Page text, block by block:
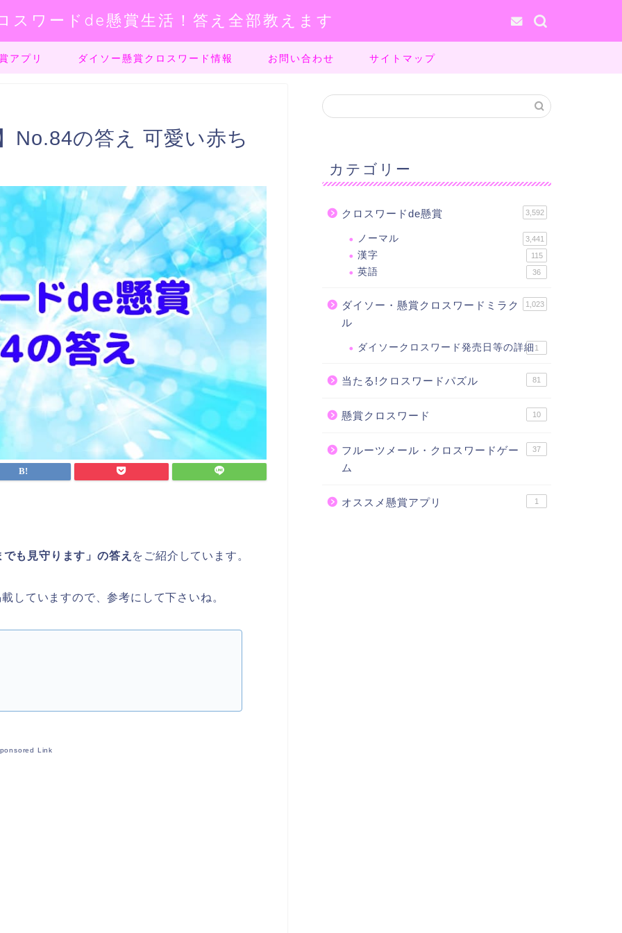
スワードde懸賞生活！答え全部教えます
アプリ ダイソー懸賞クロスワード情報 お問い合わせ サイトマップ
No.84の答え 可愛い赤ち
も見守ります」の答え をご紹介しています。
していますので、参考にして下さいね。
Link
カテゴリー
クロスワードde懸賞 3,592
ノーマル 3,441
漢字 115
英語 36
ダイソー・懸賞クロスワードミラク
ル
1,023
ダイソークロスワード発売日等の詳細 1
当たる!クロスワードパズル 81
懸賞クロスワード 10
フルーツメール・クロスワードゲー
ム
37
オススメ懸賞アプリ 1